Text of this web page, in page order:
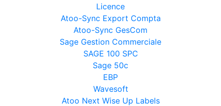
Licence
Atoo-Sync Export Compta
Atoo-Sync GesCom
Sage Gestion Commerciale
SAGE 100 SPC
Sage 50c
EBP
Wavesoft
Atoo Next Wise Up Labels